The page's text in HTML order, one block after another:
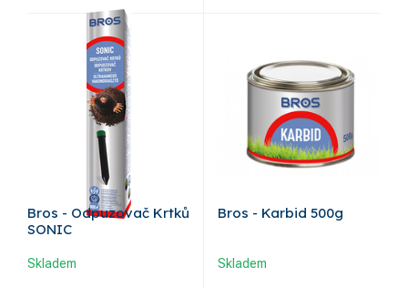
Bros - Odpuzovač Krtků
SONIC
Skladem
Bros - Karbid 500g
Skladem